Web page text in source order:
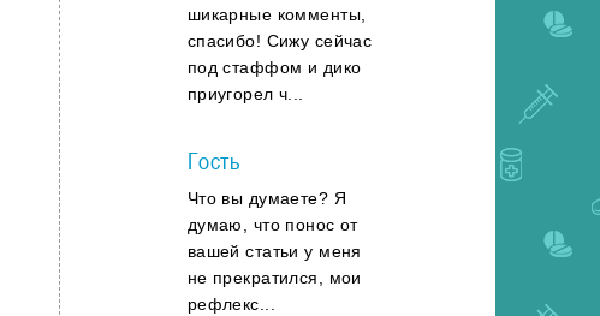
шикарные комменты,
спасибо! Сижу сейчас
под стаффом и дико
приугорел ч...
Гость
Что вы думаете? Я
думаю, что понос от
вашей статьи у меня
не прекратился, мои
рефлекс...